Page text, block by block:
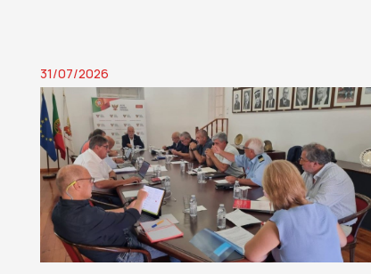
31/07/2026